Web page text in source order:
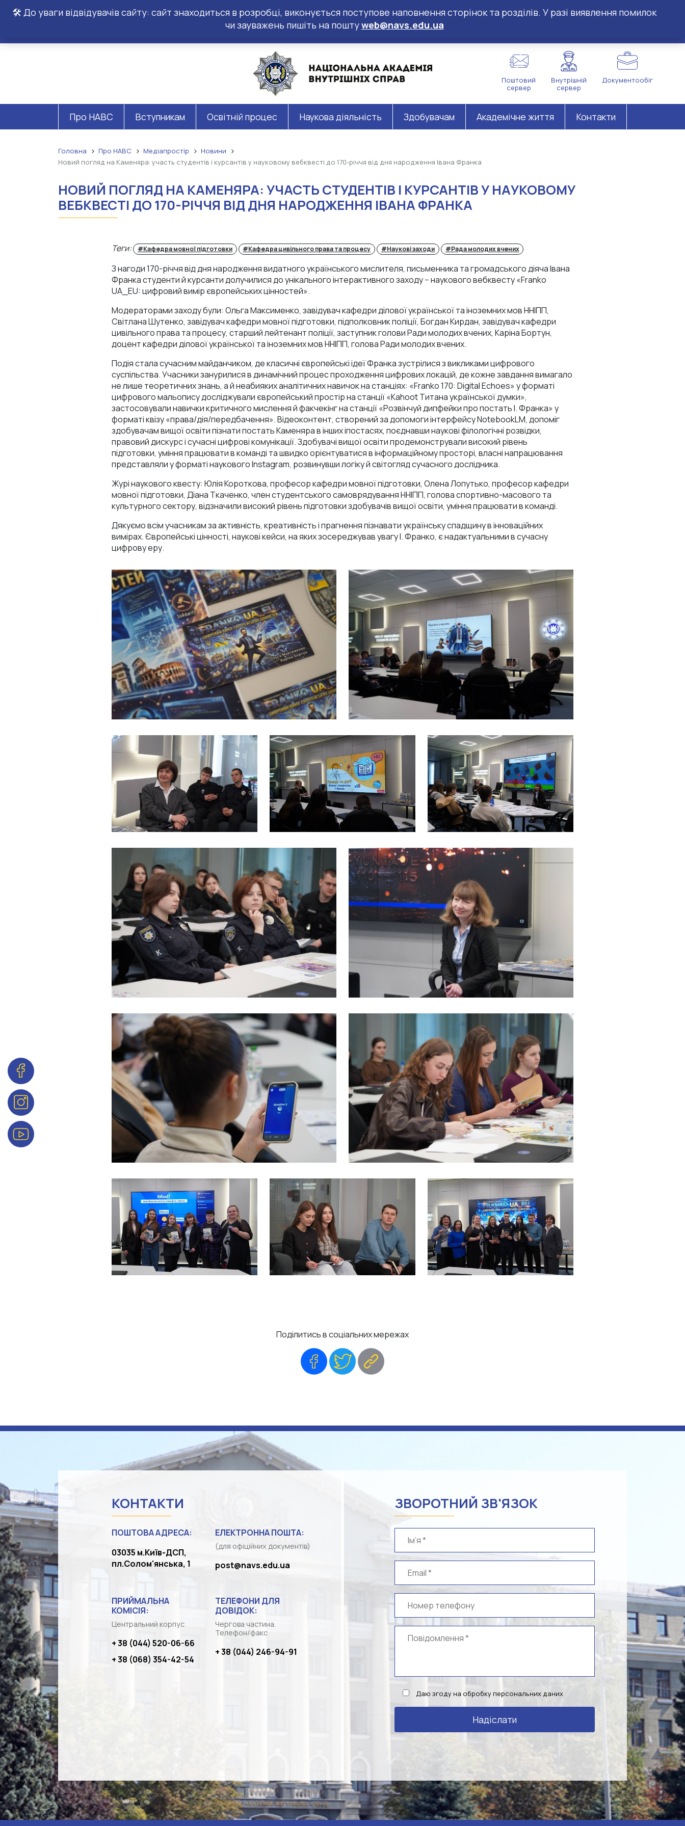
🛠️ До уваги відвідувачів сайту: сайт знаходиться в розробці, виконується поступове наповнення сторінок та розділів. У разі виявлення помилок
чи зауважень пишіть на поштуweb@navs.edu.ua
Поштовий
сервер
Внутрішній
сервер
Документообіг
Про НАВС Вступникам Освітній процес Наукова діяльність Здобувачам Академічне життя Контакти
Головна Про НАВС Медіапростір
Новини
Новий погляд на Каменяра: участь студентів і курсантів у науковому вебквесті до 170-річчя від дня народження Івана Франка
НОВИЙ ПОГЛЯД НА КАМЕНЯРА: УЧАСТЬ СТУДЕНТІВ І КУРСАНТІВ У НАУКОВОМУ
ВЕБКВЕСТІ ДО 170-РІЧЧЯ ВІД ДНЯ НАРОДЖЕННЯ ІВАНА ФРАНКА
Теги: #Кафедра мовної підготовки #Кафедра цивільного права та процесу #Наукові заходи #Рада молодих вчених
З нагоди 170-річчя від дня народження видатного українського мислителя, письменника та громадського діяча Івана
Франка студенти й курсанти долучилися до унікального інтерактивного заходу − наукового вебквесту «Franko
UA_EU: цифровий вимір європейських цінностей».
Модераторами заходу були: Ольга Максименко, завідувач кафедри ділової української та іноземних мов ННІПП,
Світлана Шутенко, завідувач кафедри мовної підготовки, підполковник поліції, Богдан Кирдан, завідувач кафедри
цивільного права та процесу, старший лейтенант поліції, заступник голови Ради молодих вчених, Каріна Бортун,
доцент кафедри ділової української та іноземних мов ННІПП, голова Ради молодих вчених.
Подія стала сучасним майданчиком, де класичні європейські ідеї Франка зустрілися з викликами цифрового
суспільства. Учасники занурилися в динамічний процес проходження цифрових локацій, де кожне завдання вимагало
не лише теоретичних знань, а й неабияких аналітичних навичок на станціях: «Franko 170: Digital Echoes» у форматі
цифрового мальопису досліджували європейський простір на станції «Kahoot Титана української думки»,
застосовували навички критичного мислення й факчекінг на станції «Розвінчуй дипфейки про постать І. Франка» у
форматі квізу «права/дія/передбачення». Відеоконтент, створений за допомоги інтерфейсу NotebookLM, допоміг
здобувачам вищої освіти пізнати постать Каменяра в інших іпостасях, поєднавши наукові філологічні розвідки,
правовий дискурс і сучасні цифрові комунікації. Здобувачі вищої освіти продемонстрували високий рівень
підготовки, уміння працювати в команді та швидко орієнтуватися в інформаційному просторі, власні напрацювання
представляли у форматі наукового Instagram, розвинувши логіку й світогляд сучасного дослідника.
Журі наукового квесту: Юлія Короткова, професор кафедри мовної підготовки, Олена Лопутько, професор кафедри
мовної підготовки, Діана Ткаченко, член студентського самоврядування ННІПП, голова спортивно-масового та
культурного сектору, відзначили високий рівень підготовки здобувачів вищої освіти, уміння працювати в команді.
Дякуємо всім учасникам за активність, креативність і прагнення пізнавати українську спадщину в інноваційних
вимірах. Європейські цінності, наукові кейси, на яких зосереджував увагу І. Франко, є надактуальними в сучасну
цифрову еру.
Поділитись в соціальних мережах
FacebookTwitter
КОНТАКТИ
ПОШТОВА АДРЕСА:
03035 м.Київ-ДСП,
пл.Солом'янська, 1
ЕЛЕКТРОННА ПОШТА:
(для офіційних документів)
post@navs.edu.ua
ПРИЙМАЛЬНА
КОМІСІЯ:
Центральний корпус
+ 38 (044) 520-06-66
+ 38 (068) 354-42-54
ТЕЛЕФОНИ ДЛЯ
ДОВІДОК:
Чергова частина.
Телефон/факс
+ 38 (044) 246-94-91
ЗВОРОТНИЙ ЗВ'ЯЗОК
Даю згоду на обробку персональних даних